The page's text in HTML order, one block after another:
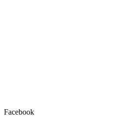
Facebook